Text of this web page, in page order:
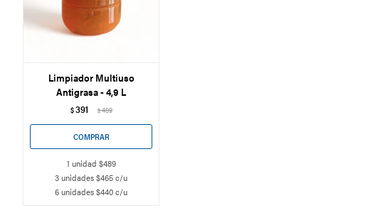
Limpiador Multiuso
Antigrasa - 4,9 L
$391 $489
1 unidad $489
3 unidades $465 c/u
6 unidades $440 c/u